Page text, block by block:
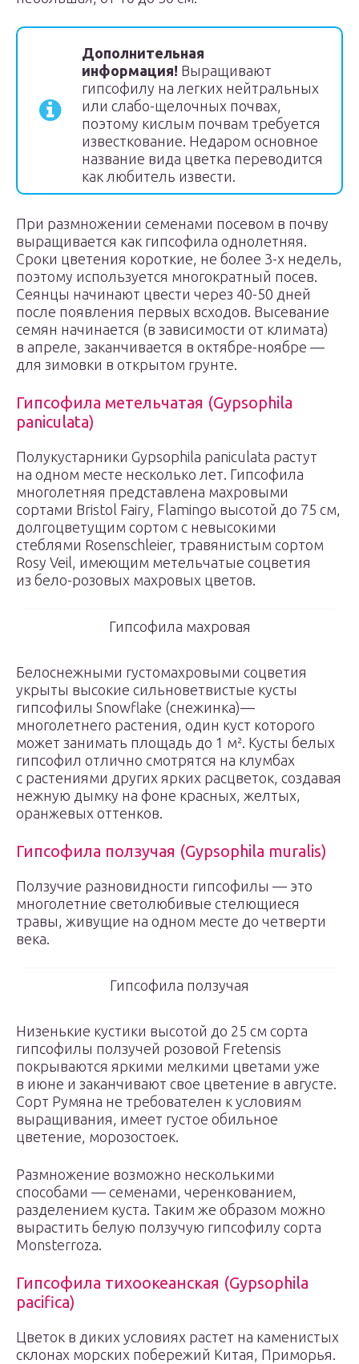
Дополнительная
информация! Выращивают
гипсофилу на легких нейтральных
или слабо-щелочных почвах,
поэтому кислым почвам требуется
известкование. Недаром основное
название вида цветка переводится
как любитель извести.
При размножении семенами посевом в почву
выращивается как гипсофила однолетняя.
Сроки цветения короткие, не более 3-х недель,
поэтому используется многократный посев.
Сеянцы начинают цвести через 40-50 дней
после появления первых всходов. Высевание
семян начинается (в зависимости от климата)
в апреле, заканчивается в октябре-ноябре —
для зимовки в открытом грунте.
Гипсофила метельчатая (Gypsophila
paniculata)
Полукустарники Gypsophila paniculata растут
на одном месте несколько лет. Гипсофила
многолетняя представлена махровыми
сортами Bristol Fairy, Flamingo высотой до 75 см,
долгоцветущим сортом с невысокими
стеблями Rosenschleier, травянистым сортом
Rosy Veil, имеющим метельчатые соцветия
из бело-розовых махровых цветов.
Гипсофила махровая
Белоснежными густомахровыми соцветия
укрыты высокие сильноветвистые кусты
гипсофилы Snowflake (снежинка)—
многолетнего растения, один куст которого
может занимать площадь до 1 м². Кусты белых
гипсофил отлично смотрятся на клумбах
с растениями других ярких расцветок, создавая
нежную дымку на фоне красных, желтых,
оранжевых оттенков.
Гипсофила ползучая (Gypsophila muralis)
Ползучие разновидности гипсофилы — это
многолетние светолюбивые стелющиеся
травы, живущие на одном месте до четверти
века.
Гипсофила ползучая
Низенькие кустики высотой до 25 см сорта
гипсофилы ползучей розовой Fretensis
покрываются яркими мелкими цветами уже
в июне и заканчивают свое цветение в августе.
Сорт Румяна не требователен к условиям
выращивания, имеет густое обильное
цветение, морозостоек.
Размножение возможно несколькими
способами — семенами, черенкованием,
разделением куста. Таким же образом можно
вырастить белую ползучую гипсофилу сорта
Monsterroza.
Гипсофила тихоокеанская (Gypsophila
pacifica)
Цветок в диких условиях растет на каменистых
склонах морских побережий Китая, Приморья.